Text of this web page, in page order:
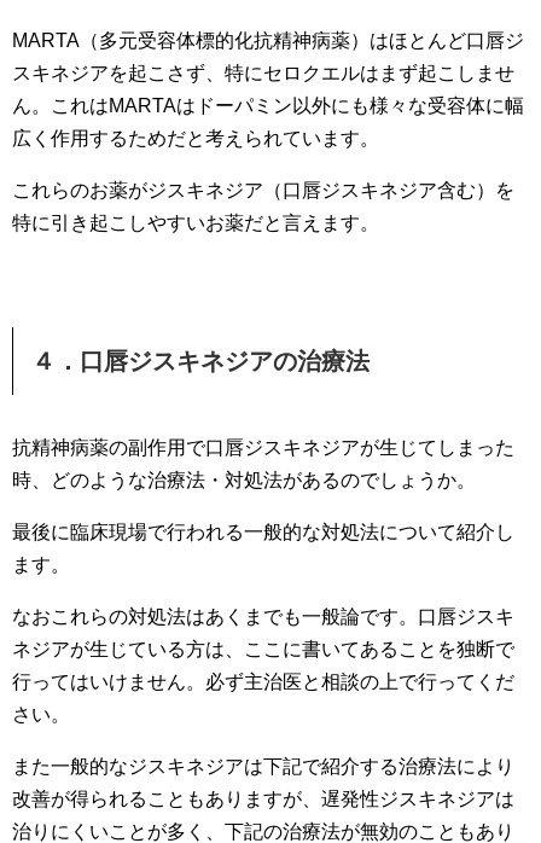
MARTA（多元受容体標的化抗精神病薬）はほとんど口唇ジ
スキネジアを起こさず、特にセロクエルはまず起こしませ
ん。これはMARTAはドーパミン以外にも様々な受容体に幅
広く作用するためだと考えられています。
これらのお薬がジスキネジア（口唇ジスキネジア含む）を
特に引き起こしやすいお薬だと言えます。
４．口唇ジスキネジアの治療法
抗精神病薬の副作用で口唇ジスキネジアが生じてしまった
時、どのような治療法・対処法があるのでしょうか。
最後に臨床現場で行われる一般的な対処法について紹介し
ます。
なおこれらの対処法はあくまでも一般論です。口唇ジスキ
ネジアが生じている方は、ここに書いてあることを独断で
行ってはいけません。必ず主治医と相談の上で行ってくだ
さい。
また一般的なジスキネジアは下記で紹介する治療法により
改善が得られることもありますが、遅発性ジスキネジアは
治りにくいことが多く、下記の治療法が無効のこともあり